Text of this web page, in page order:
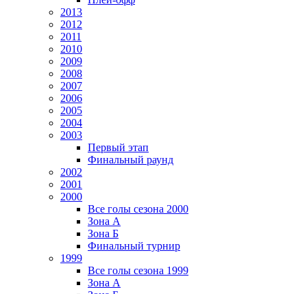
2013
2012
2011
2010
2009
2008
2007
2006
2005
2004
2003
Первый этап
Финальный раунд
2002
2001
2000
Все голы сезона 2000
Зона А
Зона Б
Финальный турнир
1999
Все голы сезона 1999
Зона А